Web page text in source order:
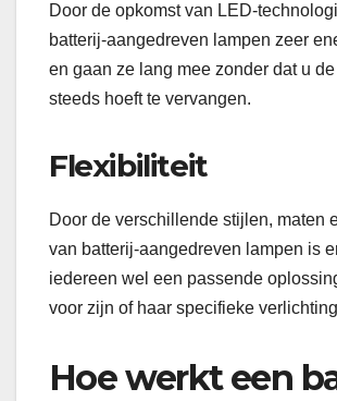
Door de opkomst van LED-
batterij-aangedreven lampen zeer
en gaan ze lang mee zonder dat u
steeds hoeft te vervangen.
Flexibiliteit
Door de verschillende stijlen, maten
van batterij-aangedreven lampen is
iedereen wel een passende
voor zijn of haar specifieke
Hoe werkt een